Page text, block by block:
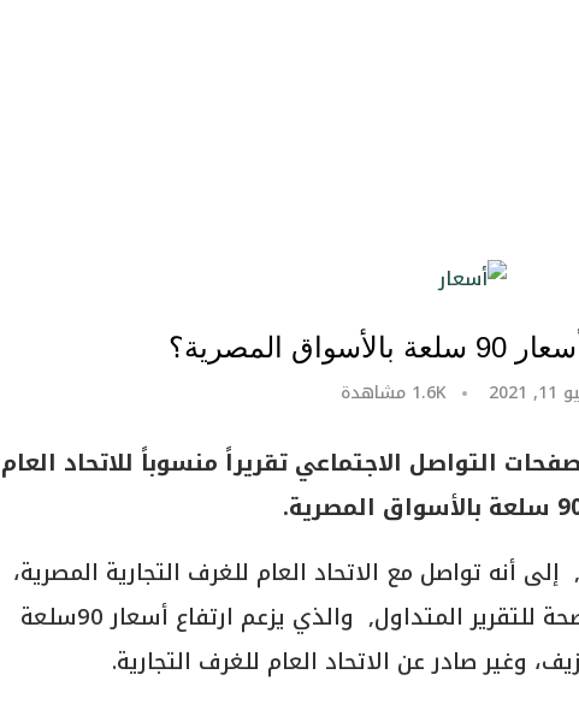
المصرية؟
1.6K مشاهدة
التواصل الاجتماعي تقريراً منسوباً للاتحاد العام
أنه تواصل مع الاتحاد العام للغرف التجارية المصرية،
والذي نفى تلك الأنباء، مُؤكداً أنه لا صحة للتقرير المتداول, والذي يزعم ارتفاع أسعار 90سلعة
وغير صادر عن الاتحاد العام للغرف التجارية.